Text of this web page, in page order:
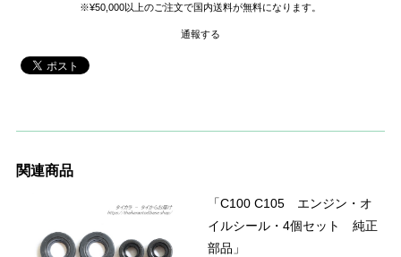
※¥50,000以上のご注文で国内送料が無料になります。
通報する
関連商品
「C100 C105 エンジン・オ
イルシール・4個セット 純正
部品」